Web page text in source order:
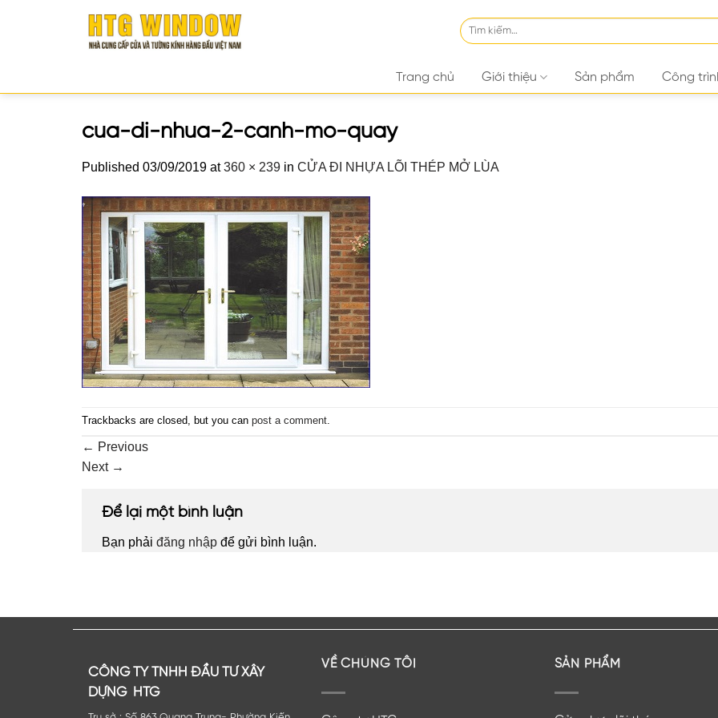
Tìm
kiếm:
Trang chủ Giới thiệu Sản phẩm Công
cua-di-nhua-2-canh-mo-quay
Published 03/09/2019 at360 × 239 in CỬA ĐI NHỰA LÕI THÉP MỞ LÙA
Trackbacks are closed, but you can post a comment
← Previous
Next →
Để lại một bình luận
Bạn phải đăng nhập để gửi bình luận.
CÔNG TY TNHH ĐẦU TƯ XÂY
DỰNG HTG
VỀ CHÚNG TÔI SẢN PHẨM